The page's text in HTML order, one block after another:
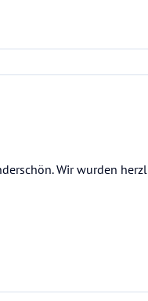
Wir wurden